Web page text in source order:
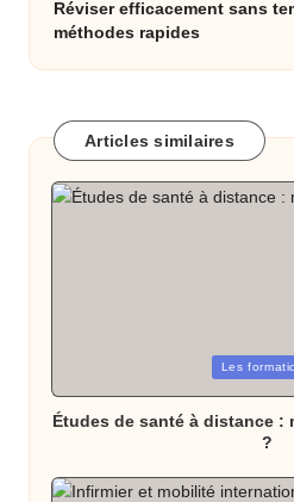
Réviser efficacement sans
méthodes rapides
Articles similaires
Les
Études de santé à distance :
?